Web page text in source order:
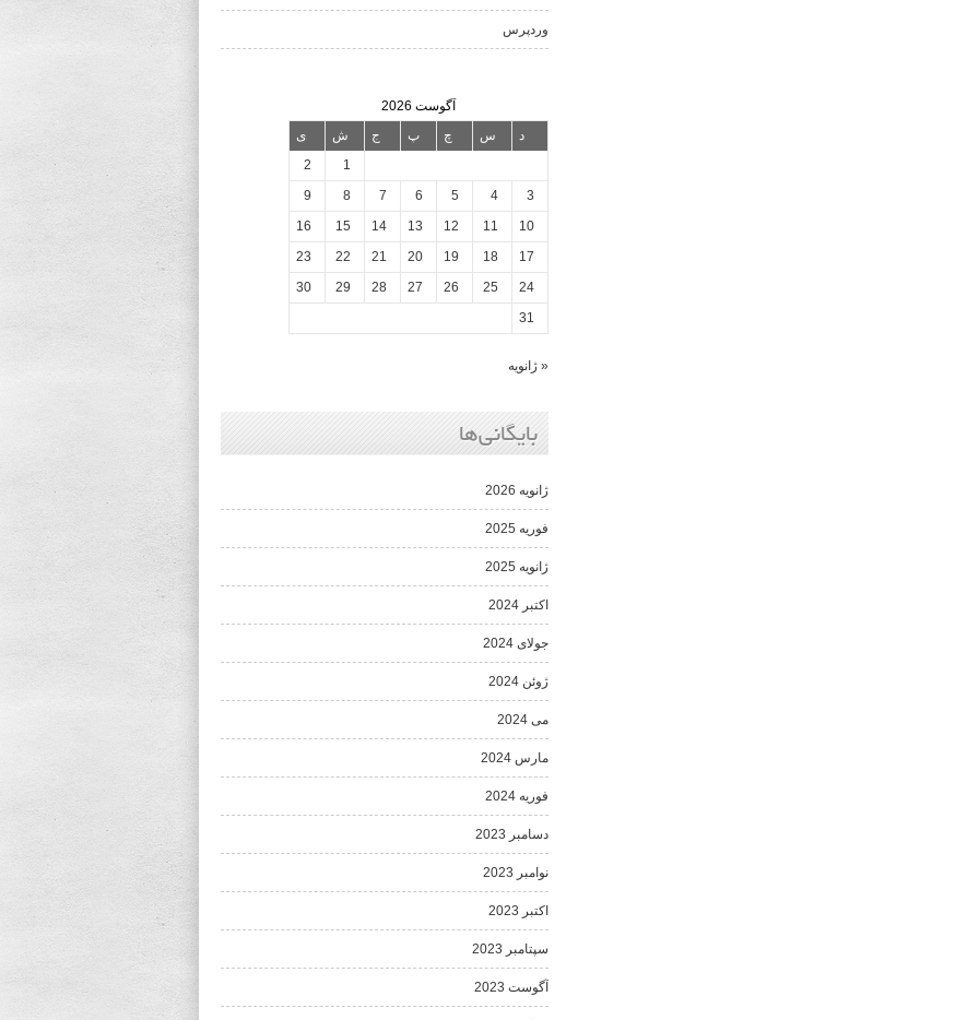
وردپرس
آگوست 2026
د
س چ پ ج ش
ی
1
2
3
4
5
6
7
8
9
10
11
12
13
14
15
16
17
18
19
20
21
22
23
24
25
26
27
28
29
30
31
« ژانویه
بایگانی‌ها
ژانویه 2026
فوریه 2025
ژانویه 2025
اکتبر 2024
جولای 2024
ژوئن 2024
می 2024
مارس 2024
فوریه 2024
دسامبر 2023
نوامبر 2023
اکتبر 2023
سپتامبر 2023
آگوست 2023